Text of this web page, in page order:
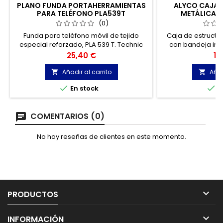
PLANO FUNDA PORTAHERRAMIENTAS
PARA TELÉFONO PLA539T
(0)
Funda para teléfono móvil de tejido
especial reforzado, PLA 539 T. Technic
line es la línea de productos que Plano
ha pensado para el uso de hoy y
mañana. Dé una nueva organización a
su trabajo protegiendo y transportando
las herramientas.
Precio
25,40 €
 Añadir al carrito
 En stock
ALYCO CAJA
METÁLICA
Caja de
con bandeja
base
metálicas, y
reforzada. Con
seguridad y


COMENTARIOS (0)
No hay reseñas de clientes en este momento.
PRODUCTOS 
INFORMACIÓN 